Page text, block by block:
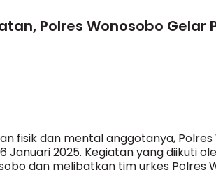
Polres Wonosobo Gelar
fisik dan mental anggotanya,
Januari 2025. Kegiatan yang diikuti
dan melibatkan tim urkes Polres